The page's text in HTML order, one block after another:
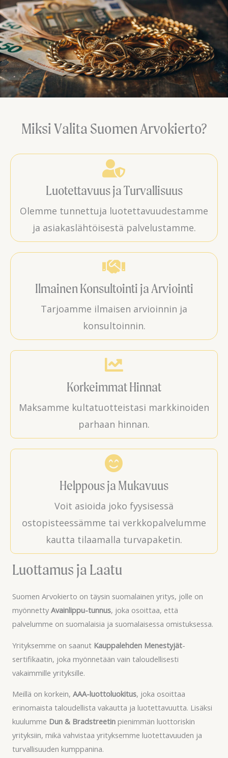
Miksi Valita Suomen Arvokierto?
Luotettavuus ja Turvallisuus
Olemme tunnettuja luotettavuudestamme
ja asiakaslähtöisestä palvelustamme.
Ilmainen Konsultointi ja Arviointi
Tarjoamme ilmaisen arvioinnin ja
konsultoinnin.
Korkeimmat Hinnat
Maksamme kultatuotteistasi markkinoiden
parhaan hinnan.
Helppous ja Mukavuus
Voit asioida joko fyysisessä
ostopisteessämme tai verkkopalvelumme
kautta tilaamalla turvapaketin.
Luottamus ja Laatu
Suomen Arvokierto on täysin suomalainen yritys, jolle on
myönnetty Avainlippu-tunnus, joka osoittaa, että
palvelumme on suomalaisia ja suomalaisessa omistuksessa.
Yrityksemme on saanut Kauppalehden Menestyjät-
sertifikaatin, joka myönnetään vain taloudellisesti
vakaimmille yrityksille.
Meillä on korkein, AAA-luottoluokitus, joka osoittaa
erinomaista taloudellista vakautta ja luotettavuutta. Lisäksi
kuulumme Dun & Bradstreetin pienimmän luottoriskin
yrityksiin, mikä vahvistaa yrityksemme luotettavuuden ja
turvallisuuden kumppanina.